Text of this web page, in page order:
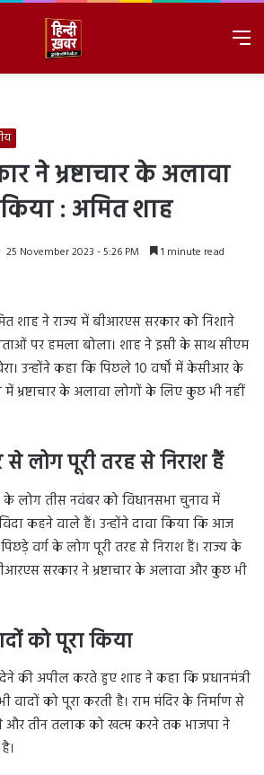
ने भ्रष्टाचार के अलावा
: अमित शाह
25 November 2023 - 5:26 PM 1 minute read
शाह ने राज्य में बीआरएस सरकार को निशाने
पर हमला बोला। शाह ने इसी के साथ सीएम
उन्होंने कहा कि पिछले 10 वर्षों में केसीआर के
भ्रष्टाचार के अलावा लोगों के लिए कुछ भी नहीं
लोग पूरी तरह से निराश हैं
लोग तीस नवंबर को विधानसभा चुनाव में
कहने वाले हैं। उन्होंने दावा किया कि आज
वर्ग के लोग पूरी तरह से निराश हैं। राज्य के
सरकार ने भ्रष्टाचार के अलावा और कुछ भी
को पूरा किया
की अपील करते हुए शाह ने कहा कि प्रधानमंत्री
वादों को पूरा करती है। राम मंदिर के निर्माण से
और तीन तलाक को खत्म करने तक भाजपा ने